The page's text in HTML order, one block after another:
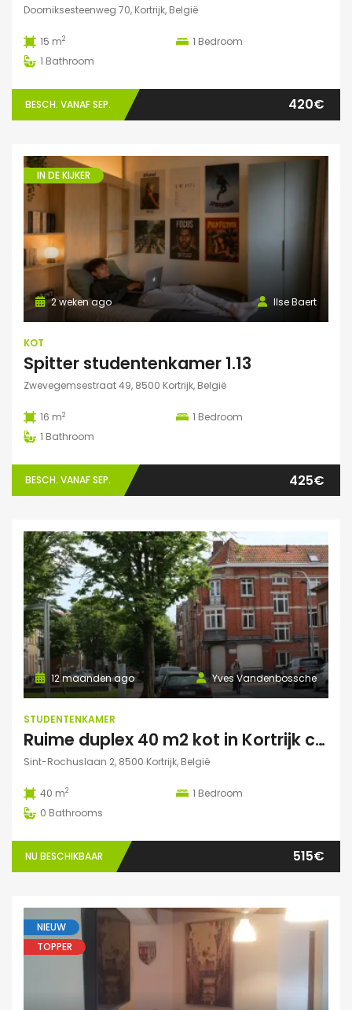
Doorniksesteenweg 70, Kortrijk, België
15 m2 1 Bedroom
1 Bathroom
BESCH. VANAF SEP. 420€
IN DE KIJKER
Ilse Baert
2 weken ago
KOT
Spitter studentenkamer 1.13
Zwevegemsestraat 49, 8500 Kortrijk, België
16 m2 1 Bedroom
1 Bathroom
BESCH. VANAF SEP. 425€
Yves Vandenbossche
12 maanden ago
STUDENTENKAMER
Ruime duplex 40 m2 kot in Kortrijk centraal gelegen.
Sint-Rochuslaan 2, 8500 Kortrijk, België
40 m2 1 Bedroom
0 Bathrooms
NU BESCHIKBAAR 515€
NIEUW
TOPPER